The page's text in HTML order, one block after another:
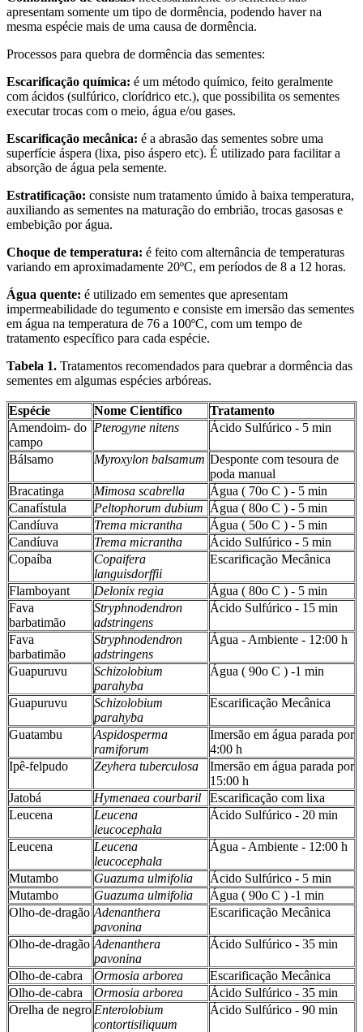
apresentam somente um tipo de dormência, podendo haver na
mesma espécie mais de uma causa de dormência.
Processos para quebra de dormência das sementes:
Escarificação química: é um método químico, feito geralmente
com ácidos (sulfúrico, clorídrico etc.), que possibilita os sementes
executar trocas com o meio, água e/ou gases.
Escarificação mecânica: é a abrasão das sementes sobre uma
superfície áspera (lixa, piso áspero etc). É utilizado para facilitar a
absorção de água pela semente.
Estratificação: consiste num tratamento úmido à baixa temperatura,
auxiliando as sementes na maturação do embrião, trocas gasosas e
embebição por água.
Choque de temperatura: é feito com alternância de temperaturas
variando em aproximadamente 20ºC, em períodos de 8 a 12 horas.
Água quente: é utilizado em sementes que apresentam
impermeabilidade do tegumento e consiste em imersão das sementes
em água na temperatura de 76 a 100ºC, com um tempo de
tratamento específico para cada espécie.
Tabela 1. Tratamentos recomendados para quebrar a dormência das
sementes em algumas espécies arbóreas.
Espécie Nome Científico
Tratamento
Amendoim- do
campo
Pterogyne nitens Ácido Sulfúrico - 5 min
Bálsamo Myroxylon balsamum Desponte com tesoura de
poda manual
Bracatinga
Mimosa scabrella
Água ( 70o C ) - 5 min
Canafístula
Peltophorum dubium Água ( 80o C ) - 5 min
Candíuva
Trema micrantha
Água ( 50o C ) - 5 min
Candíuva
Trema micrantha
Ácido Sulfúrico - 5 min
Copaíba
Copaifera
languisdorffii
Escarificação Mecânica
Flamboyant Delonix regia
Água ( 80o C ) - 5 min
Fava
barbatimão
Stryphnodendron
adstringens
Ácido Sulfúrico - 15 min
Fava
barbatimão
Stryphnodendron
adstringens
Água - Ambiente - 12:00 h
Guapuruvu
Schizolobium
parahyba
Água ( 90o C ) -1 min
Guapuruvu
Schizolobium
parahyba
Escarificação Mecânica
Guatambu
Aspidosperma
ramiforum
Imersão em água parada por
4:00 h
Ipê-felpudo
Zeyhera tuberculosa
Imersão em água parada por
15:00 h
Jatobá
Hymenaea courbaril
Escarificação com lixa
Leucena
Leucena
leucocephala
Ácido Sulfúrico - 20 min
Leucena
Leucena
leucocephala
Água - Ambiente - 12:00 h
Mutambo Guazuma ulmifolia
Ácido Sulfúrico - 5 min
Mutambo
Guazuma ulmifolia
Água ( 90o C ) -1 min
Olho-de-dragão Adenanthera
pavonina
Escarificação Mecânica
Olho-de-dragão Adenanthera
pavonina
Ácido Sulfúrico - 35 min
Olho-de-cabra Ormosia arborea
Escarificação Mecânica
Olho-de-cabra
Ormosia arborea
Ácido Sulfúrico - 35 min
Orelha de negro Enterolobium
contortisiliquum
Ácido Sulfúrico - 90 min